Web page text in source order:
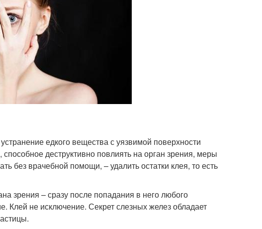
едкого вещества с уязвимой поверхности
деструктивно повлиять на орган зрения, меры
без врачебной помощи, – удалить остатки клея, то есть
зрения – сразу после попадания в него любого
Клей не исключение. Секрет слезных желез обладает